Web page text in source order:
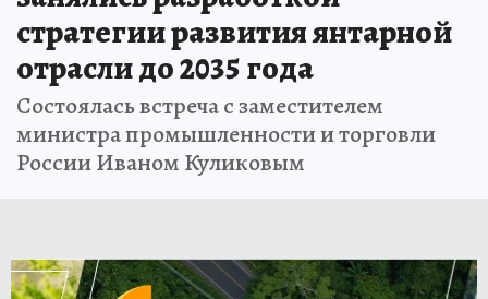
стратегии развития янтарной
отрасли до 2035 года
Состоялась встреча с заместителем
министра промышленности и торговли
России Иваном Куликовым